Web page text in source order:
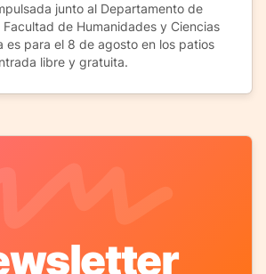
junto al Departamento de
de Humanidades y Ciencias
es para el 8 de agosto en los patios
libre y gratuita.